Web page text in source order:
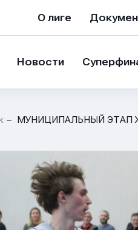
О лиге
Новости
МУНИЦИПАЛЬНЫЙ ЭТАП